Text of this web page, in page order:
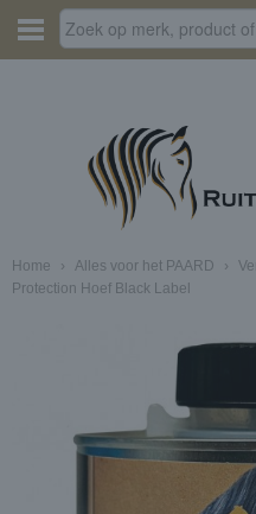
Home › Alles voor het PAARD ›
Protection Hoef Black Label